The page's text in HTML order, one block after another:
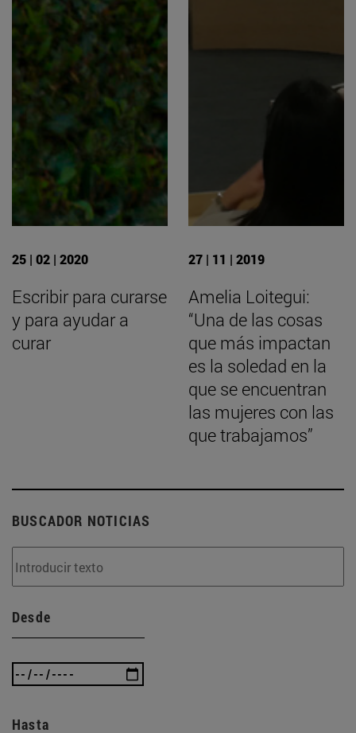
25 | 02 | 2020
Escribir para curarse
y para ayudar a
curar
27 | 11 | 2019
Amelia Loitegui:
“Una de las cosas
que más impactan
es la soledad en la
que se encuentran
las mujeres con las
que trabajamos”
BUSCADOR NOTICIAS
Desde
Hasta